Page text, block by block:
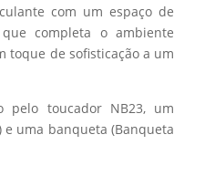
com um espaço de
completa o ambiente
toque de sofisticação a um
pelo toucador NB23, um
e uma banqueta (Banqueta